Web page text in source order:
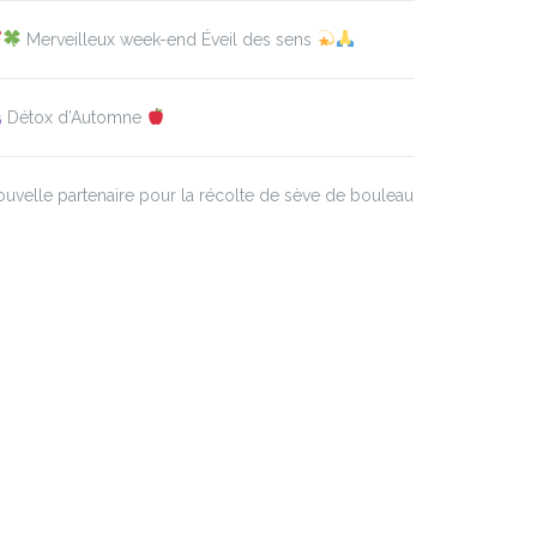
Merveilleux week-end Éveil des sens
Détox d’Automne
partenaire pour la récolte de sève de bouleau